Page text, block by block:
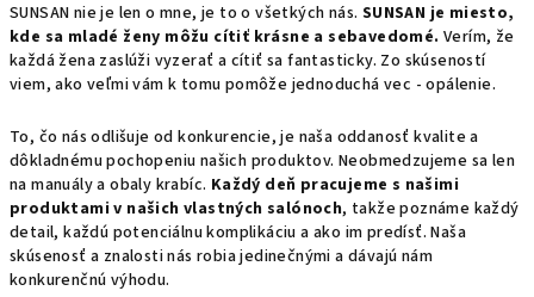
SUNSAN nie je len o mne, je to o všetkých nás. SUNSAN je miesto,
kde sa mladé ženy môžu cítiť krásne a sebavedomé. Verím, že
každá žena zaslúži vyzerať a cítiť sa fantasticky. Zo skúseností
viem, ako veľmi vám k tomu pomôže jednoduchá vec - opálenie.
To, čo nás odlišuje od konkurencie, je naša oddanosť kvalite a
dôkladnému pochopeniu našich produktov. Neobmedzujeme sa len
na manuály a obaly krabíc. Každý deň pracujeme s našimi
produktami v našich vlastných salónoch, takže poznáme každý
detail, každú potenciálnu komplikáciu a ako im predísť. Naša
skúsenosť a znalosti nás robia jedinečnými a dávajú nám
konkurenčnú výhodu.